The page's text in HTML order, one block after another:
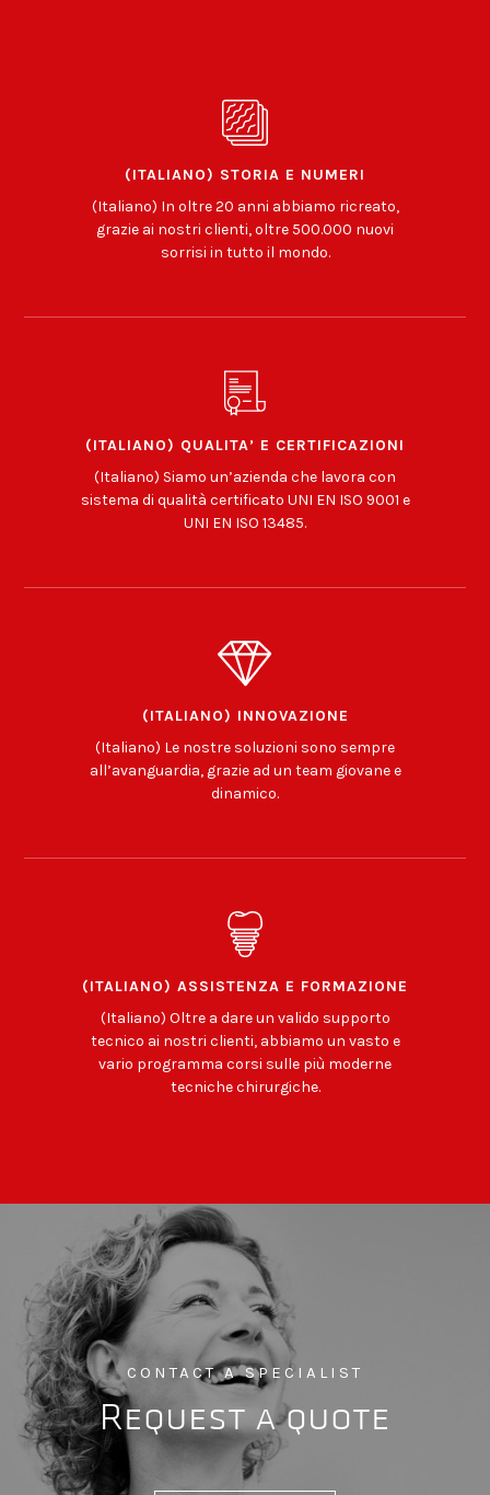
(ITALIANO) STORIA E NUMERI
(Italiano) In oltre 20 anni abbiamo ricreato,
grazie ai nostri clienti, oltre 500.000 nuovi
sorrisi in tutto il mondo.
(ITALIANO) QUALITA’ E CERTIFICAZIONI
(Italiano) Siamo un’azienda che lavora con
sistema di qualità certificato UNI EN ISO 9001 e
UNI EN ISO 13485.
(ITALIANO) INNOVAZIONE
(Italiano) Le nostre soluzioni sono sempre
all’avanguardia, grazie ad un team giovane e
dinamico.
(ITALIANO) ASSISTENZA E FORMAZIONE
(Italiano) Oltre a dare un valido supporto
tecnico ai nostri clienti, abbiamo un vasto e
vario programma corsi sulle più moderne
tecniche chirurgiche.
CONTACT A SPECIALIST
Request a quote